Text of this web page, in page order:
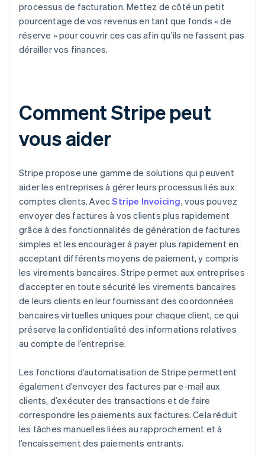
processus de facturation. Mettez de côté un petit
pourcentage de vos revenus en tant que fonds « de
réserve » pour couvrir ces cas afin qu’ils ne fassent pas
dérailler vos finances.
Comment Stripe peut
vous aider
Stripe propose une gamme de solutions qui peuvent
aider les entreprises à gérer leurs processus liés aux
comptes clients. AvecStripe Invoicing, vous pouvez
envoyer des factures à vos clients plus rapidement
grâce à des fonctionnalités de génération de factures
simples et les encourager à payer plus rapidement en
acceptant différents moyens de paiement, y compris
les virements bancaires. Stripe permet aux entreprises
d’accepter en toute sécurité les virements bancaires
de leurs clients en leur fournissant des coordonnées
bancaires virtuelles uniques pour chaque client, ce qui
préserve la confidentialité des informations relatives
au compte de l’entreprise.
Les fonctions d’automatisation de Stripe permettent
également d’envoyer des factures par e-mail aux
clients, d’exécuter des transactions et de faire
correspondre les paiements aux factures. Cela réduit
les tâches manuelles liées au rapprochement et à
l’encaissement des paiements entrants.